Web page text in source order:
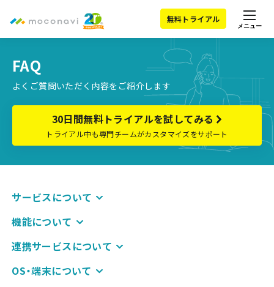
無料トライアル
メニュー
FAQ
よくご質問いただく内容をご紹介します
30日間無料トライアルを試してみる
トライアル中も専門チームがカスタマイズをサポート
サービスについて
機能について
連携サービスについて
OS・端末について